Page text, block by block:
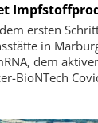
ersten
in
dem
BioNTech